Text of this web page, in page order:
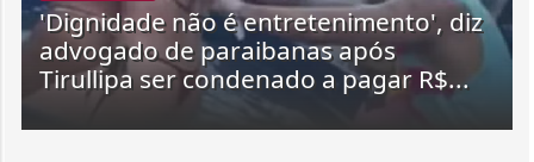
'Dignidade não é entretenimento', diz
advogado de paraibanas após
Tirullipa ser condenado a pagar R$...